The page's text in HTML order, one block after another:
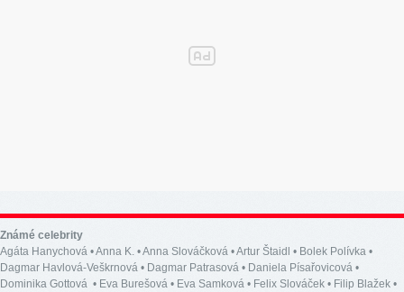
Známé celebrity
Agáta Hanychová •Anna K. •Anna Slováčková •Artur Štaidl • Bolek Polívka •
Dagmar Havlová-Veškrnová • Dagmar Patrasová • Daniela Písařovicová •
Dominika Gottová • Eva Burešová • Eva Samková • Felix Slováček • Filip Blažek •